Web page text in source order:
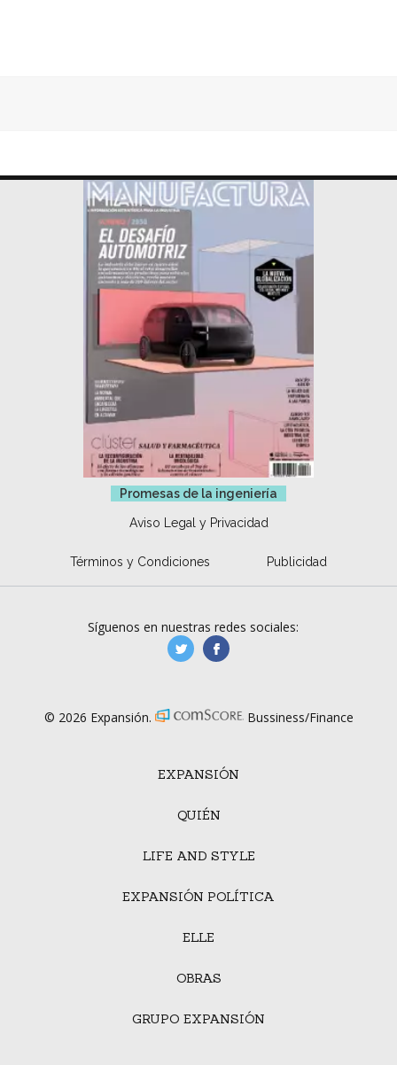
Promesas de la ingeniería
Aviso Legal y Privacidad
Términos y Condiciones Publicidad
EXPANSIÓN
QUIÉN
LIFE AND STYLE
EXPANSIÓN POLÍTICA
ELLE
OBRAS
GRUPO EXPANSIÓN
Síguenos en nuestras redes sociales:
manufacturaGE
© 2026 Expansión. Bussiness/Finance